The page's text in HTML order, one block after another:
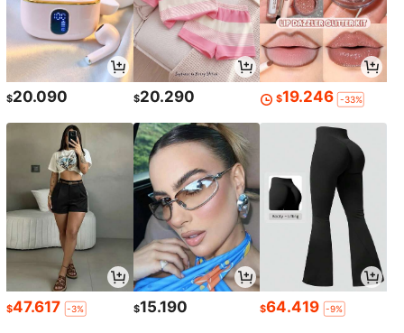
$20.090 $20.290 $19.246 -33%
$47.617 -3% $15.190 $64.419 -9%